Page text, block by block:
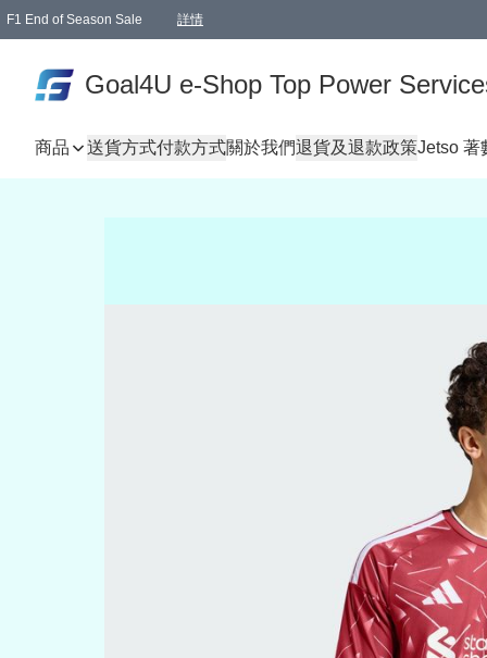
F1 End of Season Sale 詳情
Goal4U e-Shop Top Power
商品 送貨方式付款方式關於我們退貨及退款政策Jetso 著